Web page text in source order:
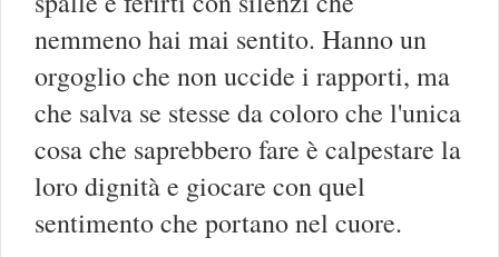
nemmeno hai mai sentito. Hanno un
orgoglio che non uccide i rapporti, ma
che salva se stesse da coloro che l'unica
cosa che saprebbero fare è calpestare la
loro dignità e giocare con quel
sentimento che portano nel cuore.